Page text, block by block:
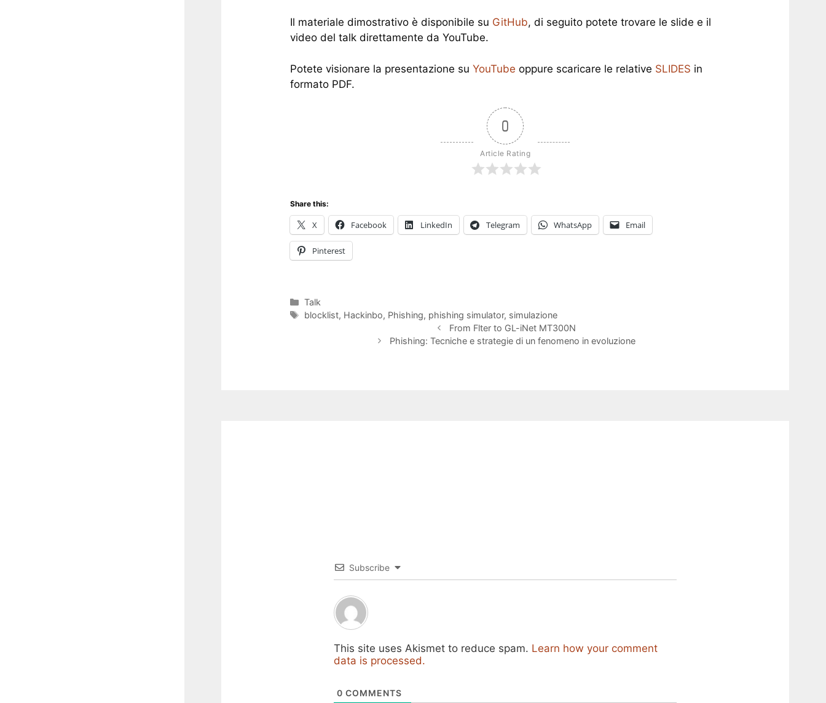
Il materiale dimostrativo è disponibile su GitHub, di seguito potete trovare le slide e il
video del talk direttamente da YouTube.
Potete visionare la presentazione su YouTube oppure scaricare le relative SLIDES in
formato PDF.
0
Article Rating
Share this:
X Facebook LinkedIn Telegram WhatsApp Email
Pinterest
Categories
Talk
Tags
blocklist, Hackinbo, Phishing, phishing simulator, simulazione
From Flter to GL-iNet MT300N
Phishing: Tecniche e strategie di un fenomeno in evoluzione
Subscribe
This site uses Akismet to reduce spam. Learn how your comment
data is processed.
0 COMMENTS